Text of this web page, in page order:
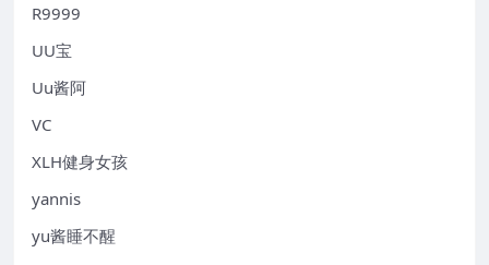
R9999
UU宝
Uu酱阿
VC
XLH健身女孩
yannis
yu酱睡不醒